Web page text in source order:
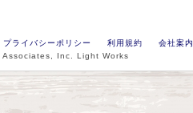
プライバシーポリシー 利用規約
会社案内
Associates, Inc. Light Works